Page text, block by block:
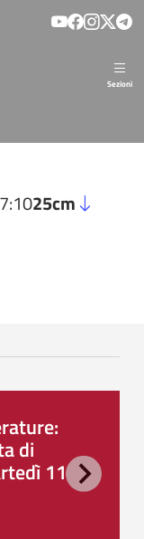
Sezioni
25cm
di
11